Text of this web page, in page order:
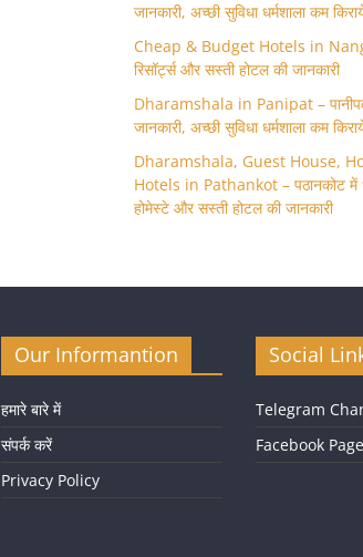
जानकारी, अच्छी सुविधा धर्मशाला कम
Cheap & Budget Hotels in
रिसॉर्ट्स और सस्ती होटल की जानकारी
Dharamshala in Panipat –
जानकारी, अच्छी सुविधा धर्मशाला कम
Dharamshala, Guest House,
Hotels in Pathankot – पठानकोट में
होमेस्टे और सस्ती होटल की जानकारी
Our Informantion
हमारे बारे में
संपर्क करें
Privacy Policy
Social
Telegram
Facebook Page